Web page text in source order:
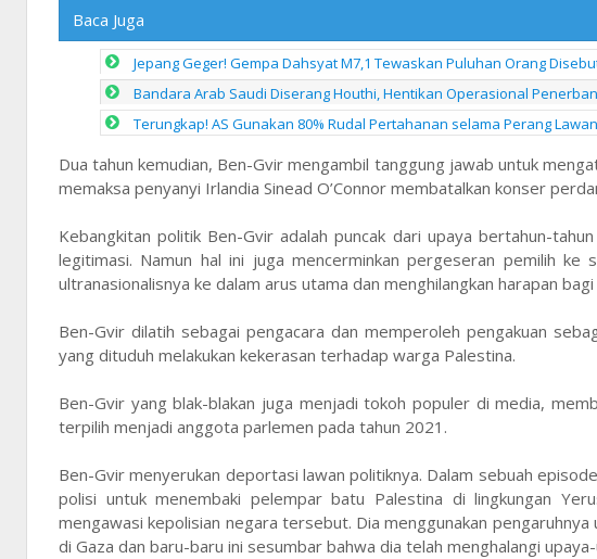
Baca Juga
Jepang Geger! Gempa Dahsyat M7,1 Tewaskan Puluhan Orang
Bandara Arab Saudi Diserang Houthi, Hentikan Operasional
Terungkap! AS Gunakan 80% Rudal Pertahanan selama Perang
Dua tahun kemudian, Ben-Gvir mengambil tanggung jawab untuk
memaksa penyanyi Irlandia Sinead O’Connor membatalkan konser
Kebangkitan politik Ben-Gvir adalah puncak dari upaya bertahun-
legitimasi. Namun hal ini juga mencerminkan pergeseran pemilih
ultranasionalisnya ke dalam arus utama dan menghilangkan harapan
Ben-Gvir dilatih sebagai pengacara dan memperoleh pengakuan
yang dituduh melakukan kekerasan terhadap warga Palestina.
Ben-Gvir yang blak-blakan juga menjadi tokoh populer di media,
terpilih menjadi anggota parlemen pada tahun 2021.
Ben-Gvir menyerukan deportasi lawan politiknya. Dalam sebuah
polisi untuk menembaki pelempar batu Palestina di lingkungan
mengawasi kepolisian negara tersebut. Dia menggunakan
di Gaza dan baru-baru ini sesumbar bahwa dia telah menghalangi